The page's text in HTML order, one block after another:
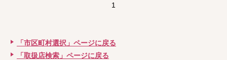
1
「市区町村選択」ページに戻る
「取扱店検索」ページに戻る